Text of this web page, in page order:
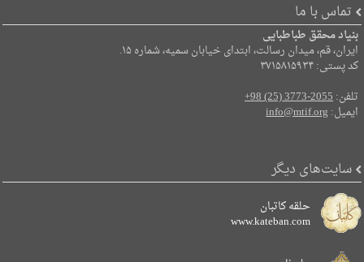
تماس با ما
بنیاد محقق طباطبایی
ایران، قم، میدان رسالت، ابتدای خیابان سمیه، شماره ۱۵.
کد پستی: ۳۷۱۵۸۱۵۹۳۴
تلفن:+98 (25) 3773-2055
ایمیل:info@mtif.org
سایت‌های دیگر
حلقه کاتبان
www.kateban.com